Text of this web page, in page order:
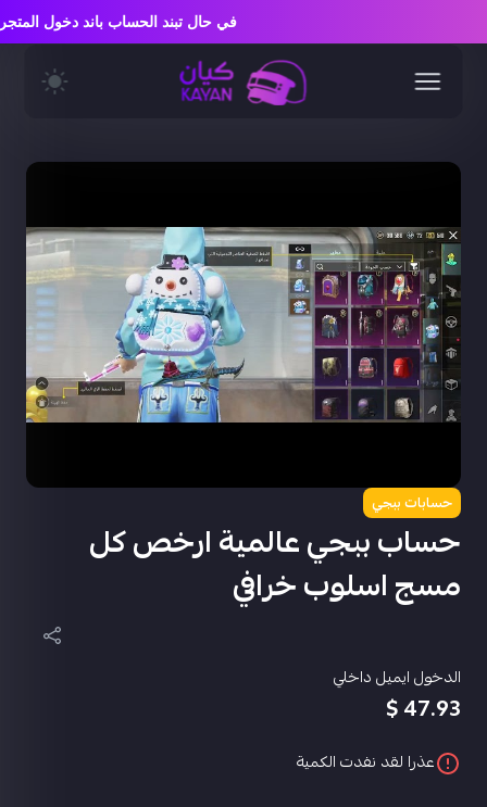
حسابات ببجي
حساب ببجي عالمية ارخص كل
مسج اسلوب خرافي
الدخول ايميل داخلي
47.93 $
عذرا لقد نفدت الكمية
في حال تبند الحساب باند دخول